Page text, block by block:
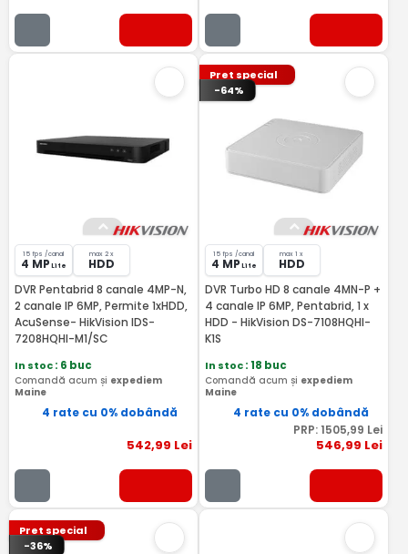
15 fps /canal
4 MP Lite
max 2 x
HDD
DVR Pentabrid 8 canale 4MP-N,
2 canale IP 6MP, Permite 1xHDD,
AcuSense- HikVision IDS-
7208HQHI-M1/SC
In stoc: 6 buc
Comandă acum și expediem
Maine
4 rate cu 0% dobândă
542,99 Lei
Pret special
-64%
15 fps /canal
4 MP Lite
max 1 x
HDD
DVR Turbo HD 8 canale 4MN-P +
4 canale IP 6MP, Pentabrid, 1 x
HDD - HikVision DS-7108HQHI-
K1S
In stoc: 18 buc
Comandă acum și expediem
Maine
4 rate cu 0% dobândă
PRP: 1505,99 Lei
546,99 Lei
Pret special
-36%